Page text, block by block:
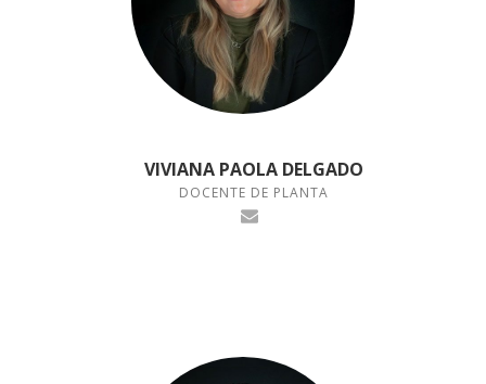
VIVIANA PAOLA DELGADO
DOCENTE DE PLANTA